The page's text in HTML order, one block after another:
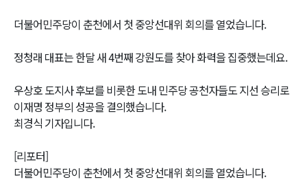
더불어민주당이 춘천에서 첫 중앙선대위 회의를 열었습니다.
정청래 대표는 한달 새 4번째 강원도를 찾아 화력을 집중했는데요.
우상호 도지사 후보를 비롯한 도내 민주당 공천자들도 지선 승리로
이재명 정부의 성공을 결의했습니다.
최경식 기자입니다.
[리포터]
더불어민주당이 춘천에서 첫 중앙선대위 회의를 열었습니다.